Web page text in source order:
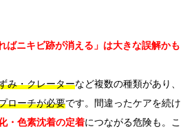
ばニキビ跡が消える」は大きな誤解かも
み・クレーターなど複数の種類があり、
ローチが必要です。間違ったケアを続け
・色素沈着の定着につながる危険も。こ